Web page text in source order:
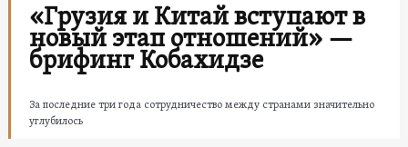
«Грузия и Китай вступают в
новый этап отношений» —
брифинг Кобахидзе
За последние три года сотрудничество между странами значительно
углубилось